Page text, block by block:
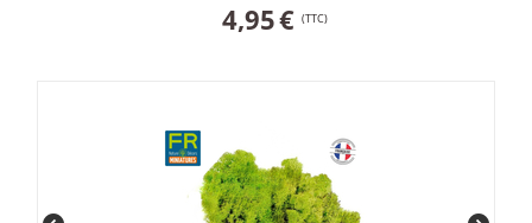
4,95€ (TTC)